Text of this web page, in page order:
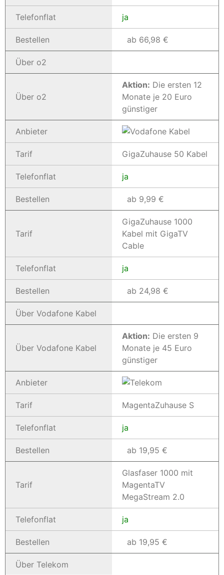
Telefonflat ja
Bestellen ab 66,98 €
Über o2
Über o2
Aktion: Die ersten 12
Monate je 20 Euro
günstiger
Anbieter
Tarif GigaZuhause 50 Kabel
Telefonflat ja
Bestellen ab 9,99 €
Tarif
GigaZuhause 1000
Kabel mit GigaTV
Cable
Telefonflat ja
Bestellen ab 24,98 €
Über Vodafone Kabel
Über Vodafone Kabel
Aktion: Die ersten 9
Monate je 45 Euro
günstiger
Anbieter
Tarif MagentaZuhause S
Telefonflat ja
Bestellen ab 19,95 €
Tarif
Glasfaser 1000 mit
MagentaTV
MegaStream 2.0
Telefonflat ja
Bestellen ab 19,95 €
Über Telekom